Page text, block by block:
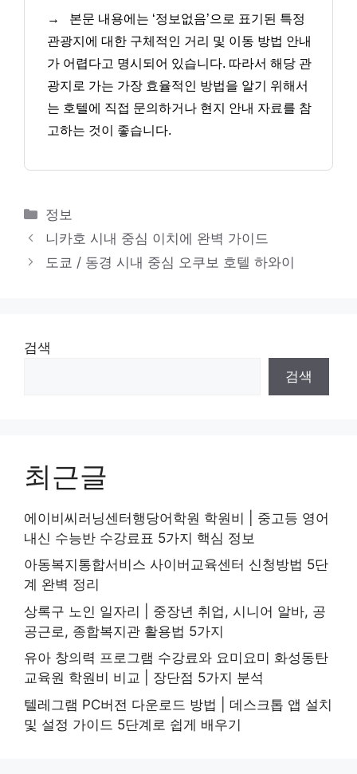
→
본문 내용에는 ‘정보없음’으로 표기된 특정
관광지에 대한 구체적인 거리 및 이동 방법 안내
가 어렵다고 명시되어 있습니다. 따라서 해당 관
광지로 가는 가장 효율적인 방법을 알기 위해서
는 호텔에 직접 문의하거나 현지 안내 자료를 참
고하는 것이 좋습니다.
카
테
고
리
정보
니카호 시내 중심 이치에 완벽 가이드
도쿄 / 동경 시내 중심 오쿠보 호텔 하와이
검색
검색
최근글
에이비씨러닝센터행당어학원 학원비 | 중고등 영어
내신 수능반 수강료표 5가지 핵심 정보
아동복지통합서비스 사이버교육센터 신청방법 5단
계 완벽 정리
상록구 노인 일자리 | 중장년 취업, 시니어 알바, 공
공근로, 종합복지관 활용법 5가지
유아 창의력 프로그램 수강료와 요미요미 화성동탄
교육원 학원비 비교 | 장단점 5가지 분석
텔레그램 PC버전 다운로드 방법 | 데스크톱 앱 설치
및 설정 가이드 5단계로 쉽게 배우기